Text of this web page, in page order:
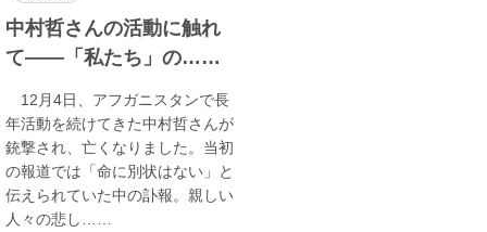
中村哲さんの活動に触れ
て――「私たち」の……
12月4日、アフガニスタンで長
年活動を続けてきた中村哲さんが
銃撃され、亡くなりました。当初
の報道では「命に別状はない」と
伝えられていた中の訃報。親しい
人々の悲し……